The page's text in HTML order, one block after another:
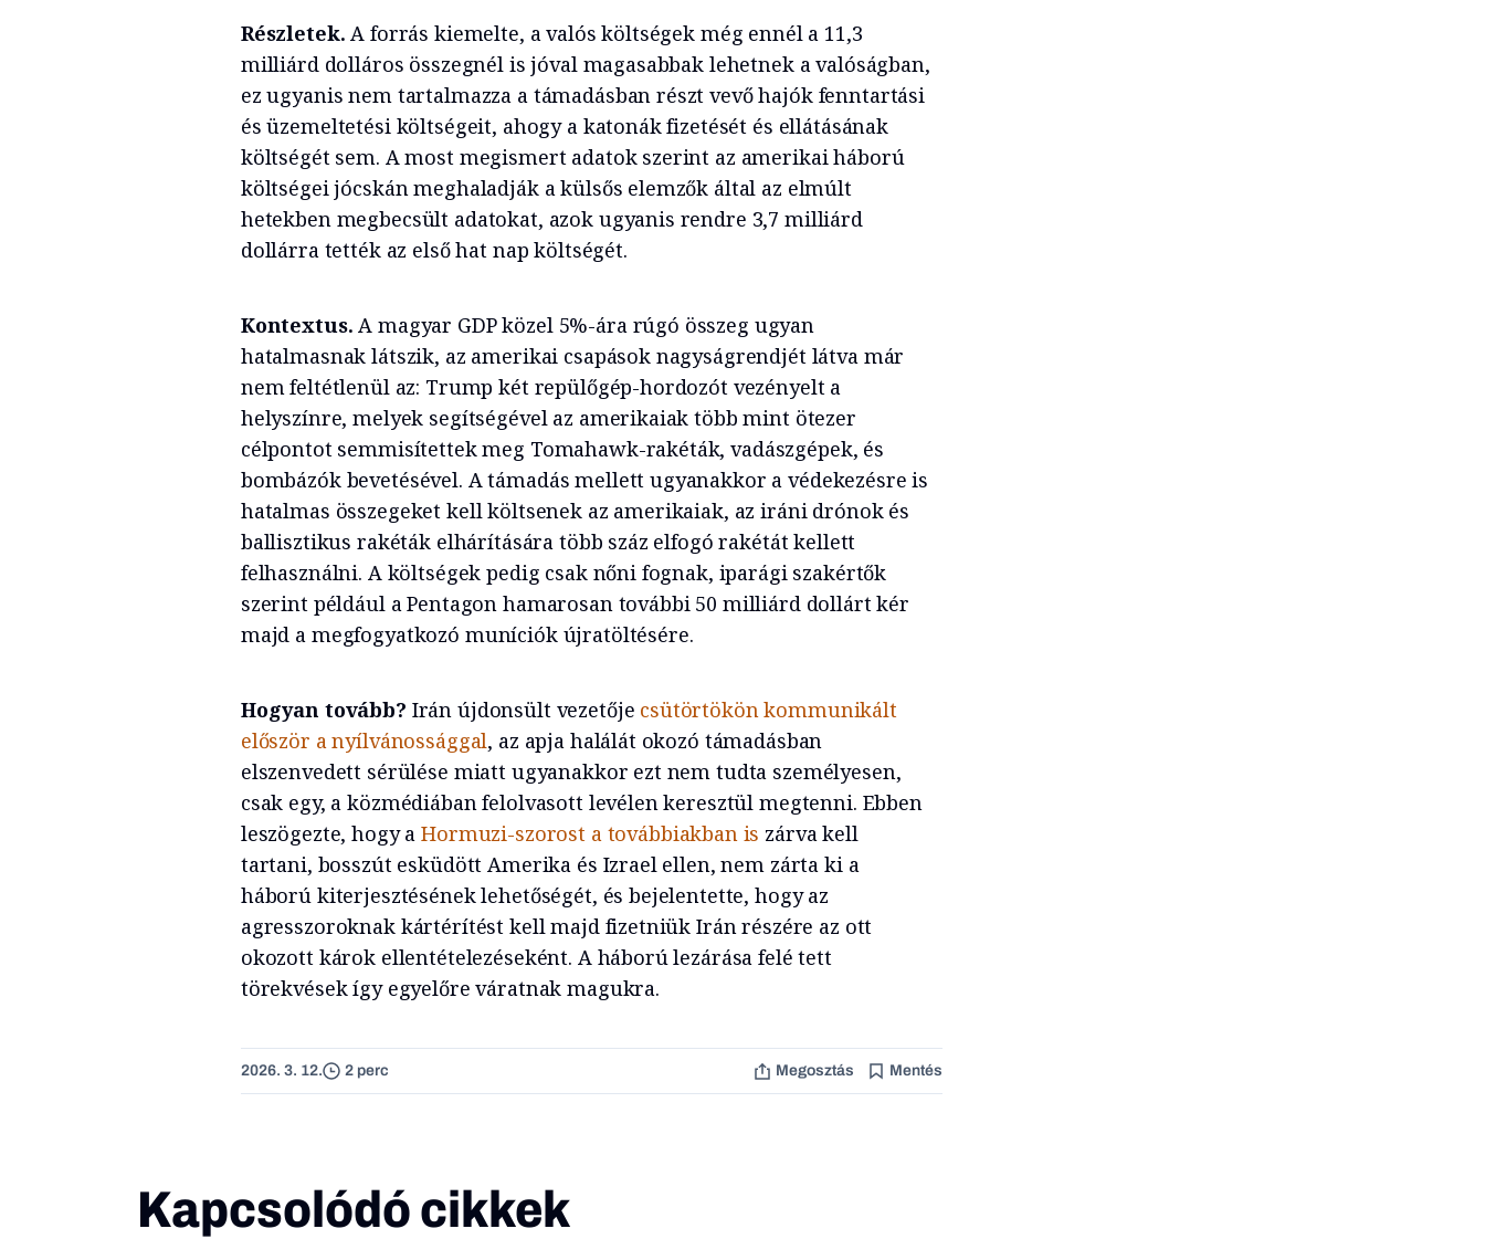
Részletek. A forrás kiemelte, a valós költségek még ennél a 11,3
milliárd dolláros összegnél is jóval magasabbak lehetnek a valóságban,
ez ugyanis nem tartalmazza a támadásban részt vevő hajók fenntartási
és üzemeltetési költségeit, ahogy a katonák fizetését és ellátásának
költségét sem. A most megismert adatok szerint az amerikai háború
költségei jócskán meghaladják a külsős elemzők által az elmúlt
hetekben megbecsült adatokat, azok ugyanis rendre 3,7 milliárd
dollárra tették az első hat nap költségét.
Kontextus. A magyar GDP közel 5%-ára rúgó összeg ugyan
hatalmasnak látszik, az amerikai csapások nagyságrendjét látva már
nem feltétlenül az: Trump két repülőgép-hordozót vezényelt a
helyszínre, melyek segítségével az amerikaiak több mint ötezer
célpontot semmisítettek meg Tomahawk-rakéták, vadászgépek, és
bombázók bevetésével. A támadás mellett ugyanakkor a védekezésre is
hatalmas összegeket kell költsenek az amerikaiak, az iráni drónok és
ballisztikus rakéták elhárítására több száz elfogó rakétát kellett
felhasználni. A költségek pedig csak nőni fognak, iparági szakértők
szerint például a Pentagon hamarosan további 50 milliárd dollárt kér
majd a megfogyatkozó muníciók újratöltésére.
Hogyan tovább? Irán újdonsült vezetője csütörtökön kommunikált
először a nyílvánossággal, az apja halálát okozó támadásban
elszenvedett sérülése miatt ugyanakkor ezt nem tudta személyesen,
csak egy, a közmédiában felolvasott levélen keresztül megtenni. Ebben
leszögezte, hogy a Hormuzi-szorost a továbbiakban is zárva kell
tartani, bosszút esküdött Amerika és Izrael ellen, nem zárta ki a
háború kiterjesztésének lehetőségét, és bejelentette, hogy az
agresszoroknak kártérítést kell majd fizetniük Irán részére az ott
okozott károk ellentételezéseként. A háború lezárása felé tett
törekvések így egyelőre váratnak magukra.
2026. 3. 12. 2 perc Megosztás Mentés
Kapcsolódó cikkek